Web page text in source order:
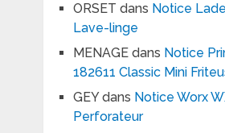
ORSET dans Notice
Lave-linge
MENAGEdans Notice
182611 Classic Mini
GEYdans Notice Worx
Perforateur